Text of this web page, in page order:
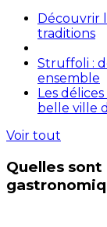
Découvrir
traditions
Struffoli :
ensemble
Les
belle ville
Voir tout
Quelles